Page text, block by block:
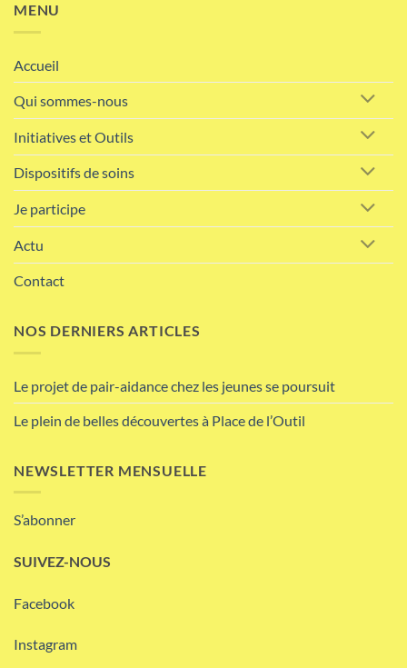
MENU
Accueil
Qui sommes-nous
Initiatives et Outils
Dispositifs de soins
Je participe
Actu
Contact
NOS DERNIERS ARTICLES
Le projet de pair-aidance chez les jeunes se poursuit
Le plein de belles découvertes à Place de l’Outil
NEWSLETTER MENSUELLE
S’abonner
SUIVEZ-NOUS
Facebook
Instagram